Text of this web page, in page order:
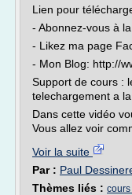
Lien pour
- Abonnez-vous à
- Likez ma page
- Mon Blog: http://
Support de cours :
telechargement a
Dans cette vidéo
Vous allez voir
Voir la suite
Par : Paul
Thèmes liés :